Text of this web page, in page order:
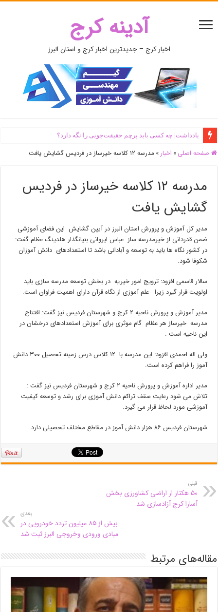
آدینه کرج
اخبار کرج – جدیدترین اخبار کرج و استان البرز
یادداشت| ‌چه کسی باید پرچم حقیقت‌جویی را نگه دارد؟
صفحه اصلی » اخبار » مدرسه ۱۲ کلاسه خیرساز در فردیس گشایش یافت
مدرسه ۱۲ کلاسه خیرساز در فردیس
گشایش یافت
مدیر کل آموزش و پرورش استان البرز در آیین گشایش این فضای آموزشی
ضمن قدردانی از خیرمدرسه ساز عباس ایروانی بنیانگذار هلدینگ عظام گفت:
در کشور نگاه ها باید به توسعه و آبادانی باشد تا استعدادهای دانش آموزان
شکوفا شود.
سالار قاسمی افزود: ترویج امور خیریه در بخش توسعه مدرسه سازی باید
اولویت قرار گیرد زیرا علم آموزی از نگاه قرآن دارای اهمیت فراوان است.
مدیر آموزش و پرورش ناحیه ۲ کرج و شهرستان فردیس نیز گفت: افتتاح
مدرسه خیرساز هر عظام گام موثری برای آموزش استعدادهای درخشان در
این ناحیه است .
ولی اله احمدی افزود: این مدرسه با ۱۲ کلاس درس زمینه تحصیل ۳۰۰ دانش
آموز را فراهم کرده است.
مدیر اداره آموزش و پرورش ناحیه ۲ کرج و شهرستان فردیس نیز گفت :
تلاش می شود رعایت سقف تراکم دانش آموزی برای رشد و توسعه کیفیت
آموزشی مورد لحاظ قرار می گیرد.
شهرستان فردیس ۸۶ هزار دانش آموز در مقاطع مختلف تحصیلی دارد.
قبلی
۵۰ هکتار از اراضی کشاورزی بخش
آسارا کرج آزادسازی شد
بعدی
بیش از ۸۵ میلیون تردد خودرویی در
مبادی ورودی وخروجی البرز ثبت شد
مقاله‌های مرتبط